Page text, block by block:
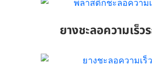
ยางชะลอความเร็ว